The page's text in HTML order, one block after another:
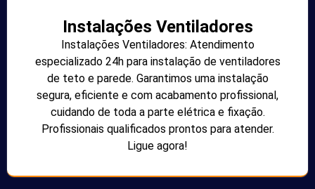
Instalações Ventiladores
Instalações Ventiladores: Atendimento
especializado 24h para instalação de ventiladores
de teto e parede. Garantimos uma instalação
segura, eficiente e com acabamento profissional,
cuidando de toda a parte elétrica e fixação.
Profissionais qualificados prontos para atender.
Ligue agora!